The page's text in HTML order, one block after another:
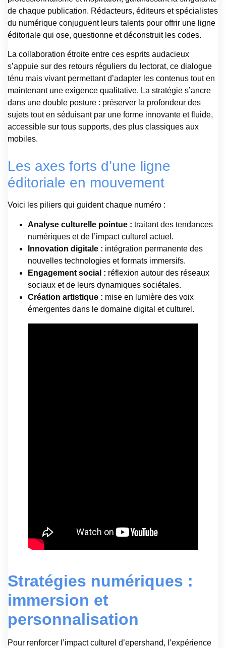
de chaque publication. Rédacteurs, éditeurs et spécialistes
du numérique conjuguent leurs talents pour offrir une ligne
éditoriale qui ose, questionne et déconstruit les codes.
La collaboration étroite entre ces esprits audacieux
s’appuie sur des retours réguliers du lectorat, ce dialogue
ténu mais vivant permettant d’adapter les contenus tout en
maintenant une exigence qualitative. La stratégie s’ancre
dans une double posture : préserver la profondeur des
sujets tout en séduisant par une forme innovante et fluide,
accessible sur tous supports, des plus classiques aux
mobiles.
Les axes forts d’une ligne
éditoriale en mouvement
Voici les piliers qui guident chaque numéro :
Analyse culturelle pointue : traitant des tendances
numériques et de l’impact culturel actuel.
Innovation digitale : intégration permanente des
nouvelles technologies et formats immersifs.
Engagement social : réflexion autour des réseaux
sociaux et de leurs dynamiques sociétales.
Création artistique : mise en lumière des voix
émergentes dans le domaine digital et culturel.
Stratégies numériques :
immersion et
personnalisation
Pour renforcer l’impact culturel d’epershand, l’expérience